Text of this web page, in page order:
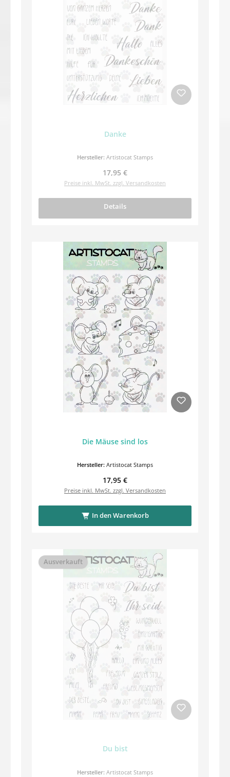
Danke
Hersteller: Artistocat Stamps
Regulärer Preis:
17,95 €
Preise inkl. MwSt. zzgl. Versandkosten
Details
Die Mäuse sind los
Hersteller: Artistocat Stamps
Regulärer Preis:
17,95 €
Preise inkl. MwSt. zzgl. Versandkosten
In den Warenkorb
Ausverkauft
Du bist
Hersteller: Artistocat Stamps